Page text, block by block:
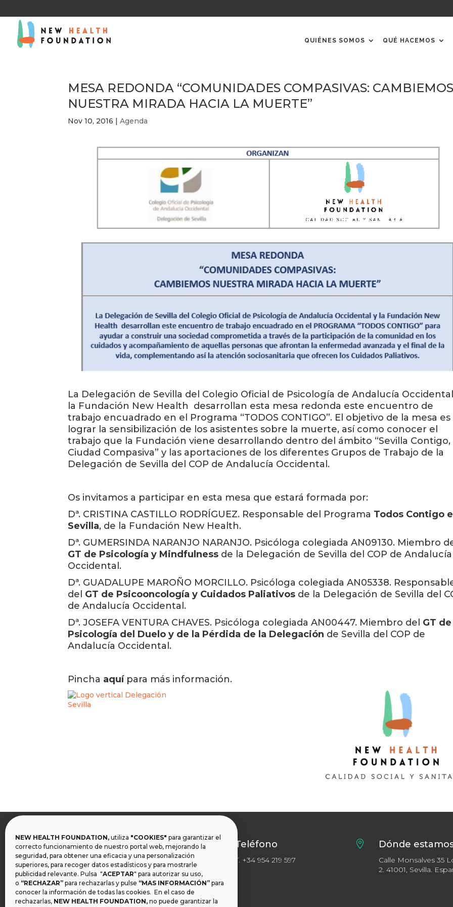
NEW HEALTH FOUNDATION, utiliza "COOKIES" para garantizar el
correcto funcionamiento de nuestro portal web, mejorando la
seguridad, para obtener una eficacia y una personalización
superiores, para recoger datos estadísticos y para mostrarle
publicidad relevante. Pulsa "ACEPTAR" para autorizar su uso,
o “RECHAZAR” para rechazarlas y pulse “MAS INFORMACIÓN” para
conocer la información de todas las cookies. En el caso de
rechazarlas, NEW HEALTH FOUNDATION, no puede garantizar la
QUIÉNES SOMOS QUÉ HACEMOS
MESA REDONDA “COMUNIDADES COMPASIVAS:
NUESTRA MIRADA HACIA LA MUERTE”
Nov 10, 2016 |Agenda
La Delegación de Sevilla del Colegio Oficial de Psicología de Andalucía
la Fundación New Health desarrollan esta mesa redonda este encuentro de
trabajo encuadrado en el Programa “TODOS CONTIGO”. El objetivo de la mesa es
lograr la sensibilización de los asistentes sobre la muerte, así como conocer el
trabajo que la Fundación viene desarrollando dentro del ámbito “Sevilla Contigo,
Ciudad Compasiva” y las aportaciones de los diferentes Grupos de Trabajo de la
Delegación de Sevilla del COP de Andalucía Occidental.
Os invitamos a participar en esta mesa que estará formada por:
Dª. CRISTINA CASTILLO RODRÍGUEZ. Responsable del Programa Todos Contigo
Sevilla, de la Fundación New Health.
Dª. GUMERSINDA NARANJO NARANJO. Psicóloga colegiada AN09130. Miembro
GT de Psicología y Mindfulness de la Delegación de Sevilla del COP de Andalucía
Occidental.
Dª. GUADALUPE MAROÑO MORCILLO. Psicóloga colegiada AN05338.
del GT de Psicooncología y Cuidados Paliativos de la Delegación de Sevilla del
de Andalucía Occidental.
Dª. JOSEFA VENTURA CHAVES. Psicóloga colegiada AN00447. Miembro del GT de
Psicología del Duelo y de la Pérdida de la Delegación de Sevilla del COP de
Andalucía Occidental.
Pincha aquí para más información.
Teléfono
T. +34 954 219 597
 Dónde
Calle Monsalves 35
2. 41001, Sevilla.